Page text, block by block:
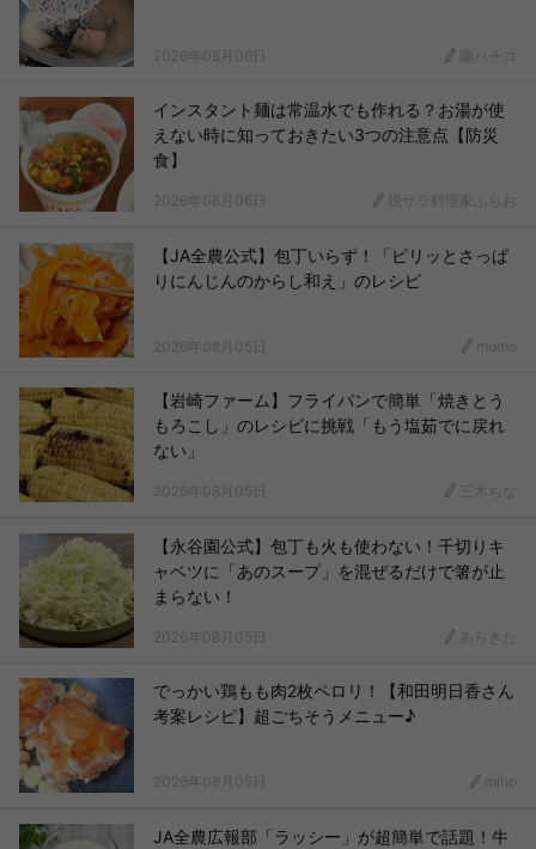
2026年08月06日 蘭ハチコ
インスタント麺は常温水でも作れる？お湯が使
えない時に知っておきたい3つの注意点【防災
食】
2026年08月06日 脱サラ料理家ふらお
【JA全農公式】包丁いらず！「ピリッとさっぱ
りにんじんのからし和え」のレシピ
2026年08月05日 momo
【岩崎ファーム】フライパンで簡単「焼きとう
もろこし」のレシピに挑戦「もう塩茹でに戻れ
ない」
2026年08月05日 三木ちな
【永谷園公式】包丁も火も使わない！千切りキ
ャベツに「あのスープ」を混ぜるだけで箸が止
まらない！
2026年08月05日 あらきた
でっかい鶏もも肉2枚ペロリ！【和田明日香さん
考案レシピ】超ごちそうメニュー♪
2026年08月05日 miho
JA全農広報部「ラッシー」が超簡単で話題！牛